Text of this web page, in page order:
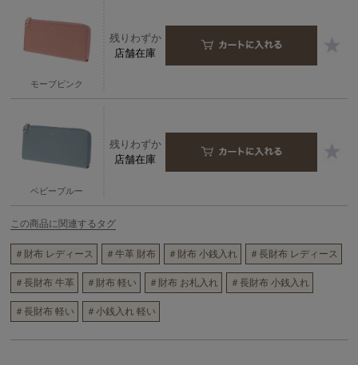
モーブピンク
残りわずか
店舗在庫
ベビーブルー
残りわずか
店舗在庫
この商品に関連するタグ
＃財布 レディース ＃牛革 財布 ＃財布 小銭入れ ＃長財布 レディース
＃長財布 牛革 ＃財布 軽い ＃財布 お札入れ ＃長財布 小銭入れ
＃長財布 軽い ＃小銭入れ 軽い